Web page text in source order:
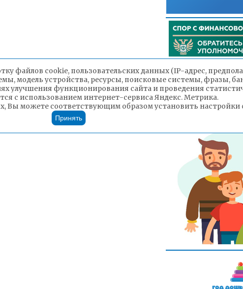
файлов cookie, пользовательских данных (IP-адрес,
модель устройства, ресурсы, поисковые системы, фразы,
улучшения функционирования сайта и проведения
с использованием интернет-сервиса Яндекс. Метрика.
Вы можете соответствующим образом установить настройки
Принять